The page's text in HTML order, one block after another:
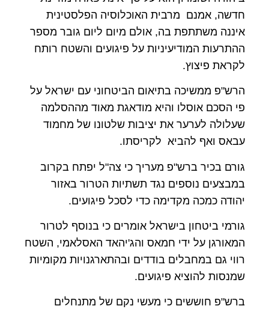
חדשה, אמנם מרבית האוכלוסיה הפלסטינית
איננה משתתפת בה, אולם מיום ליום גובר מספר
ההתרעות המודיעיניות על פיגועים והשטח רותח
לקראת פיצוץ.
הרש"פ ממשיכה בתיאום הביטחוני עם ישראל על
פי הסכם אוסלו והיא מודאגת מאוד מההסלמה
שעלולה לערער את יציבות שלטונו של מחמוד
עבאס ואף להביא לקריסתו.
גורם בכיר ברש"פ מעריך כי צה"ל יפתח בקרוב
במבצעים נוספים נגד תשתיות הטרור באזור
יהודה כמכה מקדימה כדי לסכל פיגועים.
גורמי ביטחון בישראל אומרים כי בנוסף לטרור
המאורגן על ידי חמאס והג'יהאד האסלאמי, השטח
רווי גם במחבלים בודדים ובהתארגנויות מקומיות
שמנסות להוציא פיגועים.
ברש"פ חוששים כי מעשי נקם של מתנחלים